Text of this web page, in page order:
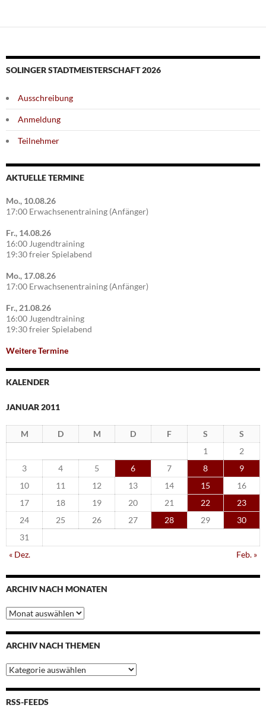
SOLINGER STADTMEISTERSCHAFT 2026
Ausschreibung
Anmeldung
Teilnehmer
AKTUELLE TERMINE
Mo., 10.08.26
17:00 Erwachsenentraining (Anfänger)
Fr., 14.08.26
16:00 Jugendtraining
19:30 freier Spielabend
Mo., 17.08.26
17:00 Erwachsenentraining (Anfänger)
Fr., 21.08.26
16:00 Jugendtraining
19:30 freier Spielabend
Weitere Termine
KALENDER
JANUAR 2011
M D M D F S
S
1
2
3
4 5 6 7 8
9
10
11 12 13 14 15
16
17
18 19 20 21 22
23
24
25 26 27 28 29
30
31
« Dez.
Feb. »
ARCHIV NACH MONATEN
Archiv
nach
Monaten
ARCHIV NACH THEMEN
Archiv
nach
Themen
RSS-FEEDS